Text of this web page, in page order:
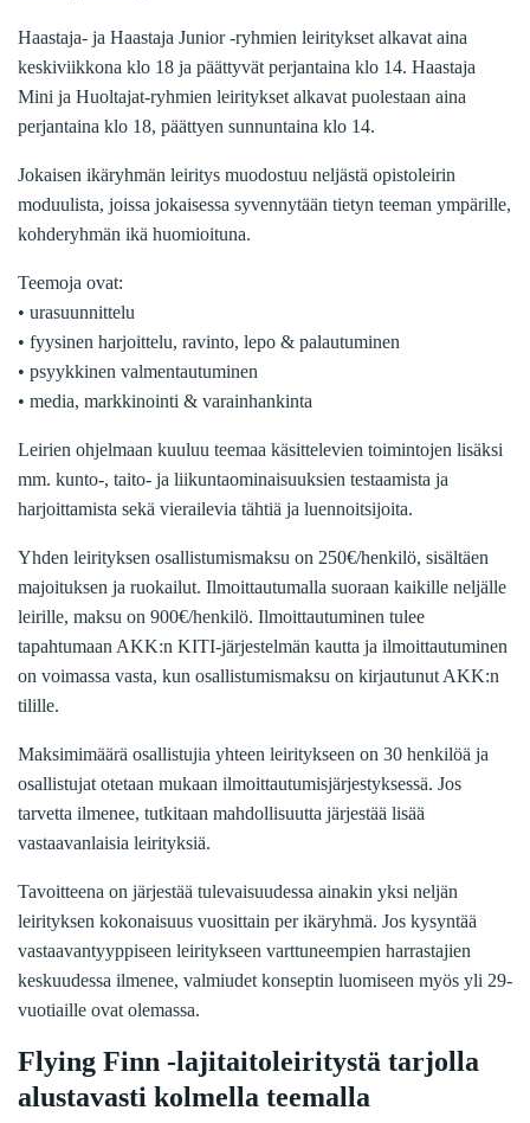
Haastaja- ja Haastaja Junior -ryhmien leiritykset alkavat aina
keskiviikkona klo 18 ja päättyvät perjantaina klo 14. Haastaja
Mini ja Huoltajat-ryhmien leiritykset alkavat puolestaan aina
perjantaina klo 18, päättyen sunnuntaina klo 14.
Jokaisen ikäryhmän leiritys muodostuu neljästä opistoleirin
moduulista, joissa jokaisessa syvennytään tietyn teeman ympärille,
kohderyhmän ikä huomioituna.
Teemoja ovat:
• urasuunnittelu
• fyysinen harjoittelu, ravinto, lepo & palautuminen
• psyykkinen valmentautuminen
• media, markkinointi & varainhankinta
Leirien ohjelmaan kuuluu teemaa käsittelevien toimintojen lisäksi
mm. kunto-, taito- ja liikuntaominaisuuksien testaamista ja
harjoittamista sekä vierailevia tähtiä ja luennoitsijoita.
Yhden leirityksen osallistumismaksu on 250€/henkilö, sisältäen
majoituksen ja ruokailut. Ilmoittautumalla suoraan kaikille neljälle
leirille, maksu on 900€/henkilö. Ilmoittautuminen tulee
tapahtumaan AKK:n KITI-järjestelmän kautta ja ilmoittautuminen
on voimassa vasta, kun osallistumismaksu on kirjautunut AKK:n
tilille.
Maksimimäärä osallistujia yhteen leiritykseen on 30 henkilöä ja
osallistujat otetaan mukaan ilmoittautumisjärjestyksessä. Jos
tarvetta ilmenee, tutkitaan mahdollisuutta järjestää lisää
vastaavanlaisia leirityksiä.
Tavoitteena on järjestää tulevaisuudessa ainakin yksi neljän
leirityksen kokonaisuus vuosittain per ikäryhmä. Jos kysyntää
vastaavantyyppiseen leiritykseen varttuneempien harrastajien
keskuudessa ilmenee, valmiudet konseptin luomiseen myös yli 29-
vuotiaille ovat olemassa.
Flying Finn -lajitaitoleiritystä tarjolla
alustavasti kolmella teemalla